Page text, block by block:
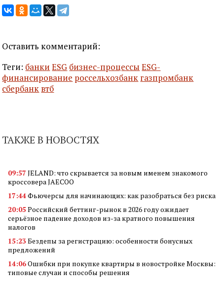
Оставить комментарий:
Теги: банки ESG бизнес-процессы ESG-
финансирование россельхозбанк газпромбанк
сбербанк втб
ТАКЖЕ В НОВОСТЯХ
09:57 JELAND: что скрывается за новым именем знакомого
кроссовера JAECOO
17:44Фьючерсы для начинающих: как разобраться без риска
20:05Российский беттинг-рынок в 2026 году ожидает
серьёзное падение доходов из-за кратного повышения
налогов
15:23Бездепы за регистрацию: особенности бонусных
предложений
14:06Ошибки при покупке квартиры в новостройке Москвы:
типовые случаи и способы решения